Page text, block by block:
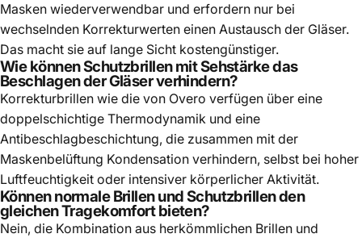
Masken wiederverwendbar und erfordern nur bei
wechselnden Korrekturwerten einen Austausch der Gläser.
Das macht sie auf lange Sicht kostengünstiger.
Wie können Schutzbrillen mit Sehstärke das
Beschlagen der Gläser verhindern?
Korrekturbrillen wie die von Overo verfügen über eine
doppelschichtige Thermodynamik und eine
Antibeschlagbeschichtung, die zusammen mit der
Maskenbelüftung Kondensation verhindern, selbst bei hoher
Luftfeuchtigkeit oder intensiver körperlicher Aktivität.
Können normale Brillen und Schutzbrillen den
gleichen Tragekomfort bieten?
Nein, die Kombination aus herkömmlichen Brillen und